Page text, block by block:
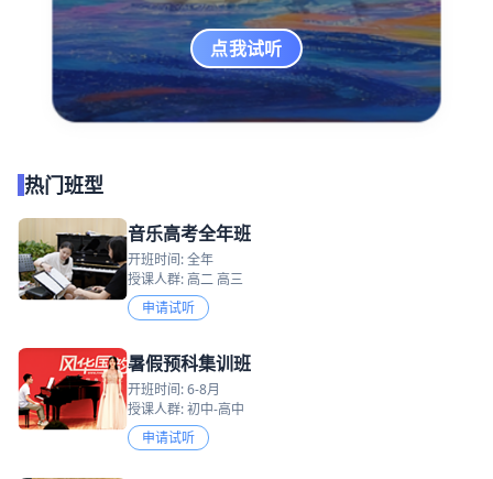
点我试听
热门班型
音乐高考全年班
开班时间: 全年
授课人群: 高二 高三
申请试听
暑假预科集训班
开班时间: 6-8月
授课人群: 初中-高中
申请试听